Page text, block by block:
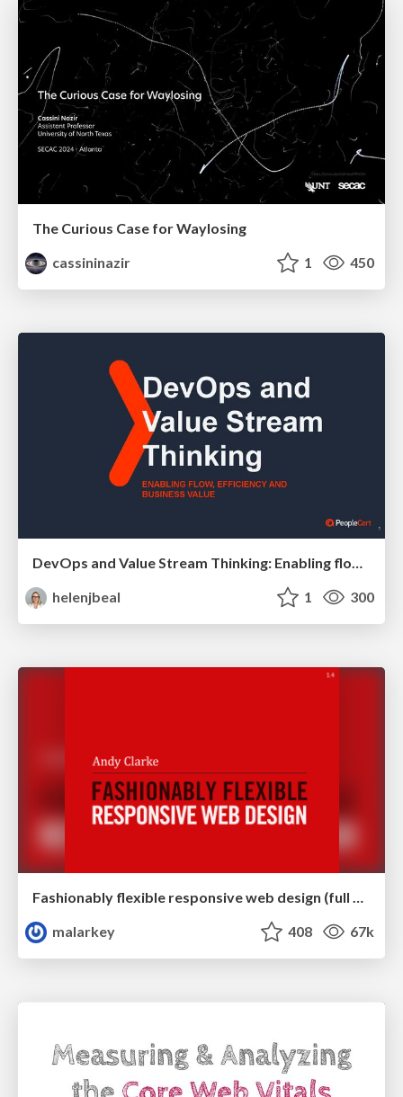
The Curious Case for Waylosing
cassininazir
1 450
DevOps and Value Stream Thinking: Enabling flow, efficiency and business value
helenjbeal
1 300
Fashionably flexible responsive web design (full day workshop)
malarkey
408 67k